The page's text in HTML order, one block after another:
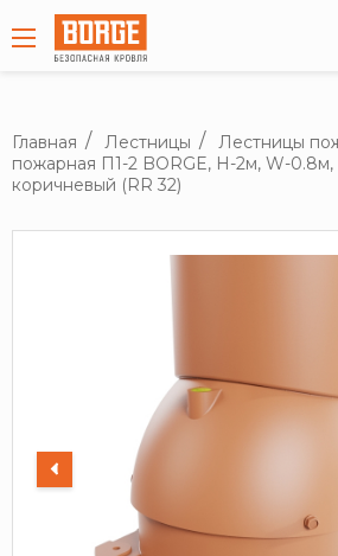
Главная Лестницы Лестницы
пожарная П1-2 BORGE, Н-2м, W-0.8м,
коричневый (RR 32)